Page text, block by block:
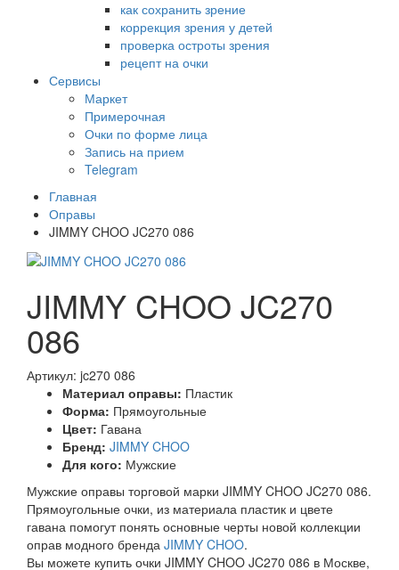
как сохранить зрение
коррекция зрения у детей
проверка остроты зрения
рецепт на очки
Сервисы
Маркет
Примерочная
Очки по форме лица
Запись на прием
Telegram
Главная
Оправы
JIMMY CHOO JC270 086
JIMMY CHOO JC270
086
Артикул: jc270 086
Материал оправы: Пластик
Форма: Прямоугольные
Цвет: Гавана
Бренд: JIMMY CHOO
Для кого: Мужские
Мужские оправы торговой марки JIMMY CHOO JC270 086.
Прямоугольные очки, из материала пластик и цвете
гавана помогут понять основные черты новой коллекции
оправ модного бренда JIMMY CHOO.
Вы можете купить очки JIMMY CHOO JC270 086 в Москве,